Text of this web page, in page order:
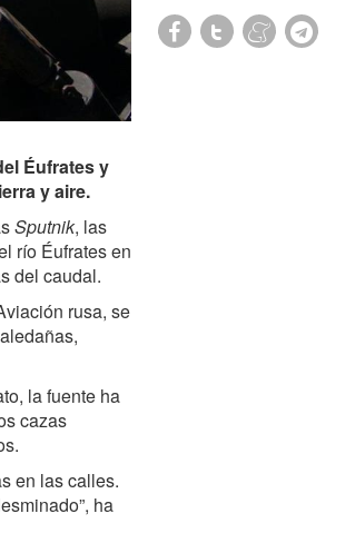
Éufrates y
y aire.
Sputnik, las
río Éufrates en
del caudal.
rusa, se
la fuente ha
cazas
en las calles.
ha